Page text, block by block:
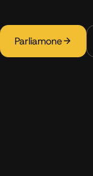
Parliamone